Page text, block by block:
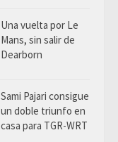
Una vuelta por Le
Mans, sin salir de
Dearborn
Sami Pajari consigue
un doble triunfo en
casa para TGR-WRT